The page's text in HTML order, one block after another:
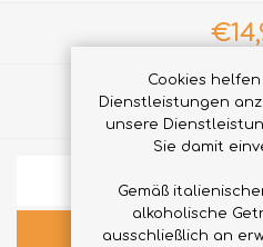
Menge:
ZUR
Cookies
Dienstleistungen
unsere
Sie damit
Gemäß
alkoholische
ausschließlich an